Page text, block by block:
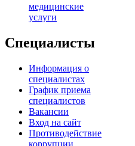
медицинские
услуги
Специалисты
Информация о
специалистах
График приема
специалистов
Вакансии
Вход на сайт
Противодействие
коррупции